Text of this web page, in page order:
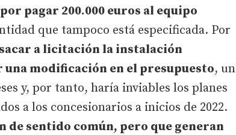
pagar 200.000 euros al equipo
que tampoco está especificada. Por
a licitación la instalación
modificación en el presupuesto, un
y, por tanto, haría inviables los planes
a los concesionarios a inicios de 2022.
de sentido común, pero que generan